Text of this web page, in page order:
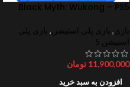
Black Myth: Wukong – PS5
بازی, بازی پلی استیشن , بازی پلی
استیشن 5
11,900,000 تومان
افزودن به سبد خرید